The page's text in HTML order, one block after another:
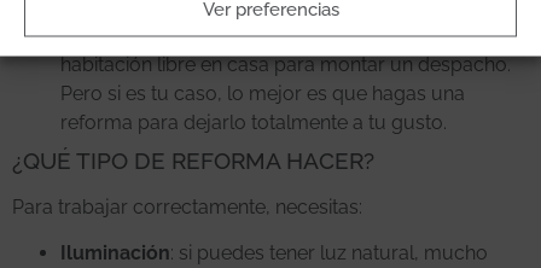
Ver preferencias
mejor de las opciones. Sin embargo, no todas las
personas tienen la suerte de contar con una
habitación libre en casa para montar un despacho.
Pero si es tu caso, lo mejor es que hagas una
reforma para dejarlo totalmente a tu gusto.
¿QUÉ TIPO DE REFORMA HACER?
Para trabajar correctamente, necesitas:
Iluminación: si puedes tener luz natural, mucho